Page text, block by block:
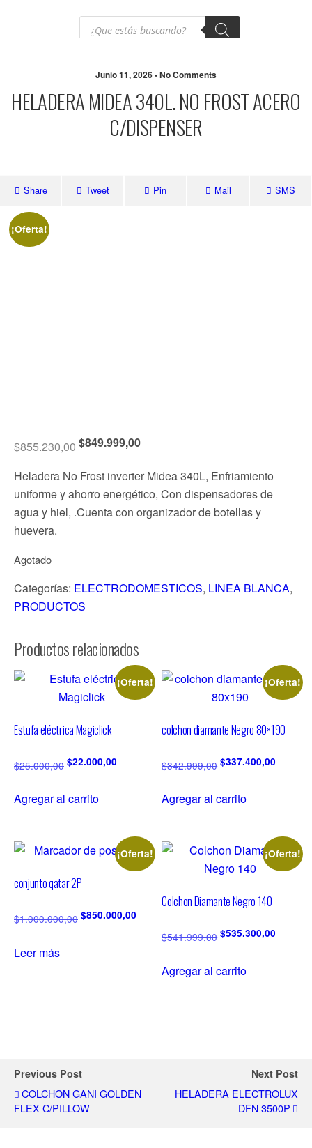
Junio 11, 2026 • No Comments
HELADERA MIDEA 340L. NO FROST ACERO
C/DISPENSER
Share Tweet Pin Mail SMS
¡Oferta!
$855.230,00$849.999,00
Heladera No Frost inverter Midea 340L, Enfriamiento
uniforme y ahorro energético, Con dispensadores de
agua y hiel, .Cuenta con organizador de botellas y
huevera.
Agotado
Categorías: ELECTRODOMESTICOS, LINEA BLANCA,
PRODUCTOS
Productos relacionados
¡Oferta!
Estufa eléctrica Magiclick
$25.000,00 $22.000,00
Agregar al carrito
¡Oferta!
colchon diamante Negro 80×190
$342.999,00 $337.400,00
Agregar al carrito
¡Oferta!
conjunto qatar 2P
$1.000.000,00 $850.000,00
Leer más
¡Oferta!
Colchon Diamante Negro 140
$541.999,00 $535.300,00
Agregar al carrito
Previous Post
COLCHON GANI GOLDEN
FLEX C/PILLOW
Next Post
HELADERA ELECTROLUX
DFN 3500P